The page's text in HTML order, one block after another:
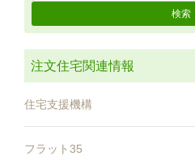
注文住宅関連情報
住宅支援機構
フラット35